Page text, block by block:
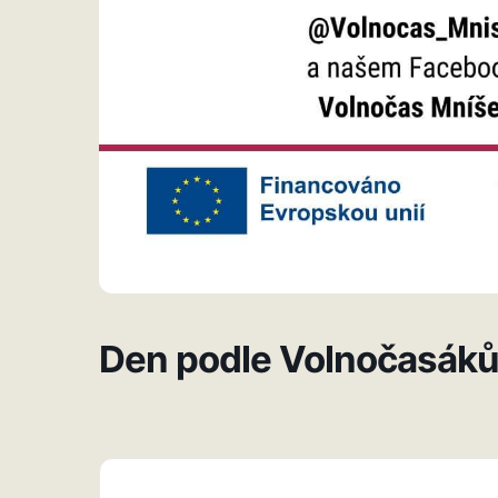
Den podle Volnočasáků